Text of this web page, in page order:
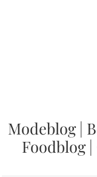
Modeblog|
Foodblog|